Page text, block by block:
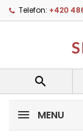
Telefon: +420

MENU